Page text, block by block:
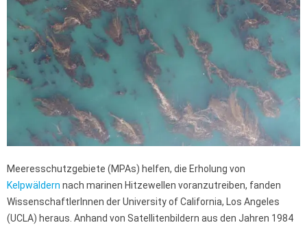
Meeresschutzgebiete (MPAs) helfen, die Erholung von
Kelpwäldern nach marinen Hitzewellen voranzutreiben, fanden
WissenschaftlerInnen der University of California, Los Angeles
(UCLA) heraus. Anhand von Satellitenbildern aus den Jahren 1984